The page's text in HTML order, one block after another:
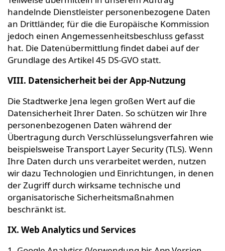
handelnde Dienstleister personenbezogene Daten
an Drittländer, für die die Europäische Kommission
jedoch einen Angemessenheitsbeschluss gefasst
hat. Die Datenübermittlung findet dabei auf der
Grundlage des Artikel 45 DS-GVO statt.
VIII. Datensicherheit bei der App-Nutzung
Die Stadtwerke Jena legen großen Wert auf die
Datensicherheit Ihrer Daten. So schützen wir Ihre
personenbezogenen Daten während der
Übertragung durch Verschlüsselungsverfahren wie
beispielsweise Transport Layer Security (TLS). Wenn
Ihre Daten durch uns verarbeitet werden, nutzen
wir dazu Technologien und Einrichtungen, in denen
der Zugriff durch wirksame technische und
organisatorische Sicherheitsmaßnahmen
beschränkt ist.
IX. Web Analytics und Services